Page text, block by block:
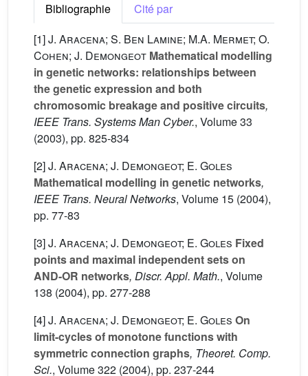
Bibliographie
Cité par
[1]J. Aracena; S. Ben Lamine; M.A. Mermet; O.
Cohen; J. Demongeot Mathematical modelling
in genetic networks: relationships between
the genetic expression and both
chromosomic breakage and positive circuits,
IEEE Trans. Systems Man Cyber., Volume 33
(2003), pp. 825-834
[2]J. Aracena; J. Demongeot; E. Goles
Mathematical modelling in genetic networks,
IEEE Trans. Neural Networks, Volume 15 (2004),
pp. 77-83
[3]J. Aracena; J. Demongeot; E. Goles Fixed
points and maximal independent sets on
AND-OR networks, Discr. Appl. Math., Volume
138 (2004), pp. 277-288
[4]J. Aracena; J. Demongeot; E. Goles On
limit-cycles of monotone functions with
symmetric connection graphs, Theoret. Comp.
Sci., Volume 322 (2004), pp. 237-244